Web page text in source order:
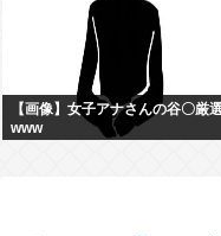
【画像】女子アナさんの谷〇厳
www